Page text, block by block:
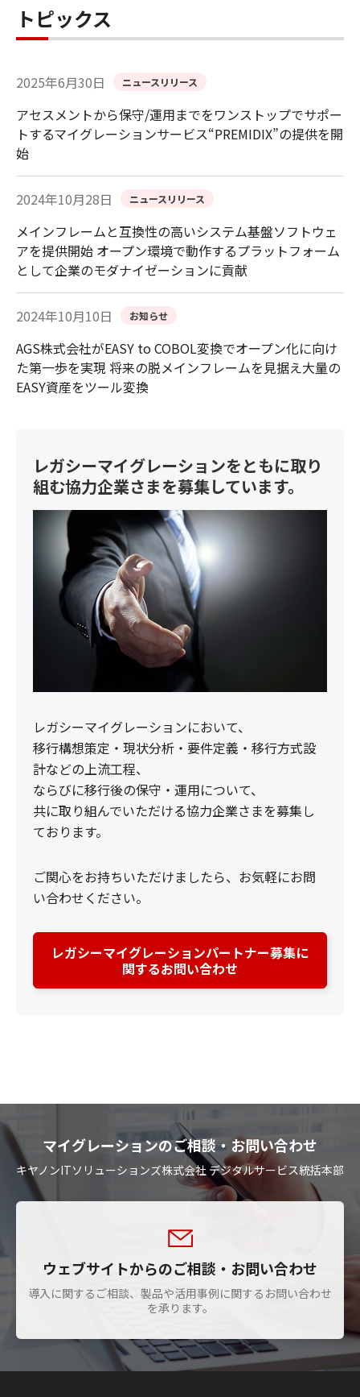
トピックス
2025年6月30日 ニュースリリース
アセスメントから保守/運用までをワンストップでサポー
トするマイグレーションサービス“PREMIDIX”の提供を開
始
2024年10月28日 ニュースリリース
メインフレームと互換性の高いシステム基盤ソフトウェ
アを提供開始 オープン環境で動作するプラットフォーム
として企業のモダナイゼーションに貢献
2024年10月10日 お知らせ
AGS株式会社がEASY to COBOL変換でオープン化に向け
た第一歩を実現 将来の脱メインフレームを見据え大量の
EASY資産をツール変換
レガシーマイグレーションをともに取り
組む協力企業さまを募集しています。
レガシーマイグレーションにおいて、
移行構想策定・現状分析・要件定義・移行方式設
計などの上流工程、
ならびに移行後の保守・運用について、
共に取り組んでいただける協力企業さまを募集し
ております。
ご関心をお持ちいただけましたら、お気軽にお問
い合わせください。
レガシーマイグレーションパートナー募集に
関するお問い合わせ
マイグレーションのご相談・お問い合わせ
キヤノンITソリューションズ株式会社 デジタルサービス統括本部
ウェブサイトからのご相談・お問い合わせ
導入に関するご相談、製品や活用事例に関するお問い合わせ
を承ります。